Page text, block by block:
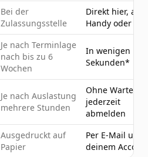
Bei der
Zulassungsstelle
Direkt hier, am
Handy oder PC
Je nach Terminlage
nach bis zu 6
Wochen
In wenigen
Sekunden*
Je nach Auslastung
mehrere Stunden
Ohne Wartezeit
jederzeit
abmelden
Ausgedruckt auf
Papier
Per E-Mail und
deinem